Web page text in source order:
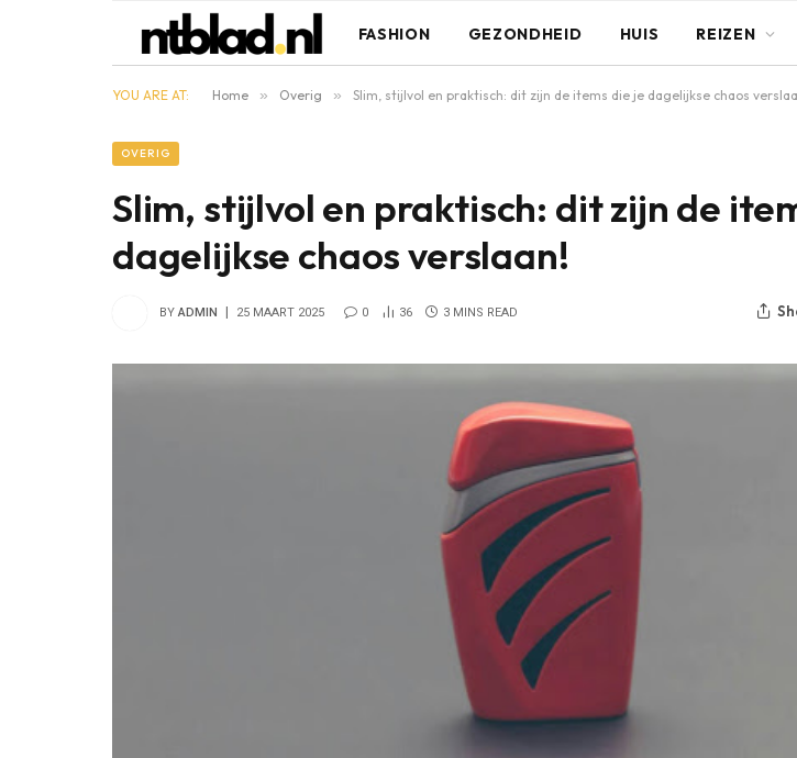
FASHION GEZONDHEID HUIS REIZEN
YOU ARE AT: Home » Overig » Slim, stijlvol en praktisch: dit zijn de items die je dagelijkse chaos
OVERIG
Slim, stijlvol en praktisch: dit zijn de
dagelijkse chaos verslaan!
BY ADMIN 25 MAART 2025 0 36 3 MINS READ